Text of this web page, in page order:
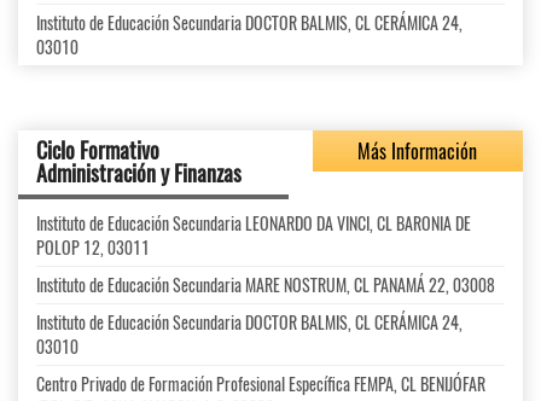
Instituto de Educación Secundaria DOCTOR BALMIS, CL CERÁMICA 24,
03010
Ciclo Formativo
Administración y Finanzas
Más Información
Instituto de Educación Secundaria LEONARDO DA VINCI, CL BARONIA DE
POLOP 12, 03011
Instituto de Educación Secundaria MARE NOSTRUM, CL PANAMÁ 22, 03008
Instituto de Educación Secundaria DOCTOR BALMIS, CL CERÁMICA 24,
03010
Centro Privado de Formación Profesional Específica FEMPA, CL BENIJÓFAR